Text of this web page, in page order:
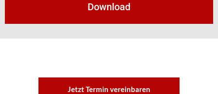
Download
Jetzt Termin vereinbaren